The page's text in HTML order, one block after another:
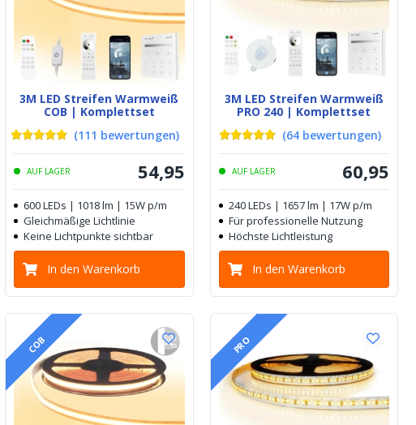
3M LED Streifen Warmweiß
COB | Komplettset
(111 bewertungen)
AUF LAGER 54,95
600 LEDs | 1018 lm | 15W p/m
Gleichmäßige Lichtlinie
Keine Lichtpunkte sichtbar
In den Warenkorb
3M LED Streifen Warmweiß
PRO 240 | Komplettset
(64 bewertungen)
AUF LAGER 60,95
240 LEDs | 1657 lm | 17W p/m
Für professionelle Nutzung
Höchste Lichtleistung
In den Warenkorb
COB PRO